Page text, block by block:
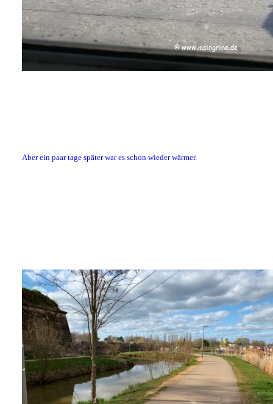
Aber ein paar tage später war es schon wieder wärmer.